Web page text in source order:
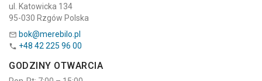
ul. Katowicka 134
95-030 Rzgów Polska
 bok@merebilo.pl
 +48 42 225 96 00
GODZINY OTWARCIA